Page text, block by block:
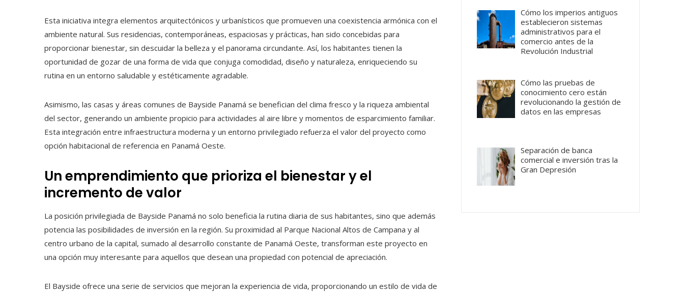
Esta iniciativa integra elementos arquitectónicos y urbanísticos que promueven una coexistencia armónica con el
ambiente natural. Sus residencias, contemporáneas, espaciosas y prácticas, han sido concebidas para
proporcionar bienestar, sin descuidar la belleza y el panorama circundante. Así, los habitantes tienen la
oportunidad de gozar de una forma de vida que conjuga comodidad, diseño y naturaleza, enriqueciendo su
rutina en un entorno saludable y estéticamente agradable.
Asimismo, las casas y áreas comunes de Bayside Panamá se benefician del clima fresco y la riqueza ambiental
del sector, generando un ambiente propicio para actividades al aire libre y momentos de esparcimiento familiar.
Esta integración entre infraestructura moderna y un entorno privilegiado refuerza el valor del proyecto como
opción habitacional de referencia en Panamá Oeste.
Un emprendimiento que prioriza el bienestar y el
incremento de valor
La posición privilegiada de Bayside Panamá no solo beneficia la rutina diaria de sus habitantes, sino que además
potencia las posibilidades de inversión en la región. Su proximidad al Parque Nacional Altos de Campana y al
centro urbano de la capital, sumado al desarrollo constante de Panamá Oeste, transforman este proyecto en
una opción muy interesante para aquellos que desean una propiedad con potencial de apreciación.
El Bayside ofrece una serie de servicios que mejoran la experiencia de vida, proporcionando un estilo de vida de
Cómo los imperios antiguos
establecieron sistemas
administrativos para el
comercio antes de la
Revolución Industrial
Cómo las pruebas de
conocimiento cero están
revolucionando la gestión de
datos en las empresas
Separación de banca
comercial e inversión tras la
Gran Depresión